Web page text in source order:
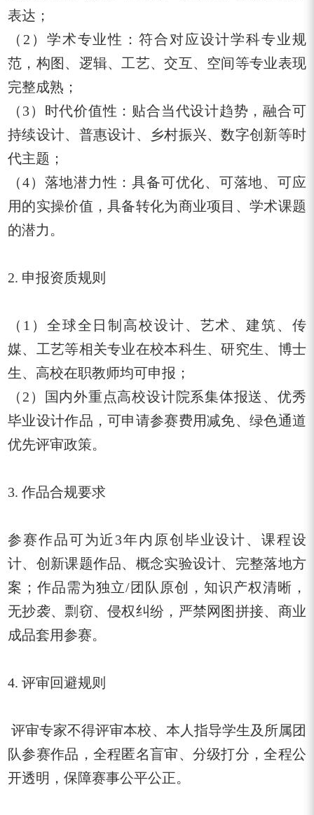
表达；
（ 2 ）学术专业性：符合对应设计学科专业规
范，构图、逻辑、工艺、交互、空间等专业表现
完整成熟；
（ 3）时代价值性：贴合当代设计趋势，融合可
持续设计、普惠设计、乡村振兴、数字创新等时
代主题；
（4）落地潜力性：具备可优化、可落地、可应
用的实操价值，具备转化为商业项目、学术课题
的潜力。
2. 申报资质规则
（ 1 ）全球全日制高校设计、艺术、建筑、传
媒、工艺等相关专业在校本科生、研究生、博士
生、高校在职教师均可申报；
（ 2 ）国内外重点高校设计院系集体报送、优秀
毕业设计作品，可申请参赛费用减免、绿色通道
优先评审政策。
3. 作品合规要求
参赛作品可为近3年内原创毕业设计、课程设
计、创新课题作品、概念实验设计、完整落地方
案；作品需为独立/团队原创，知识产权清晰，
无抄袭、剽窃、侵权纠纷，严禁网图拼接、商业
成品套用参赛。
4. 评审回避规则
评审专家不得评审本校、本人指导学生及所属团
队参赛作品，全程匿名盲审、分级打分，全程公
开透明，保障赛事公平公正。